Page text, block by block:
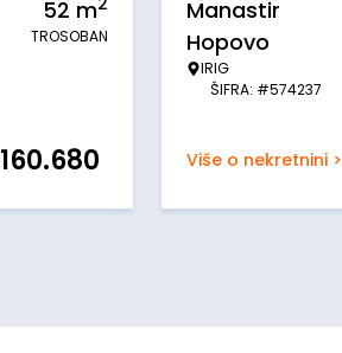
52 m
TROSOBAN
160.680
Manastir
Hopovo
IRIG
ŠIFRA: #574237
Više o nekretnini >